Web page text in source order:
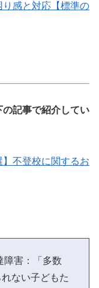
感と対応【標準の
記事で紹介してい
】不登校に関するお
障害：「多数
ない子どもた